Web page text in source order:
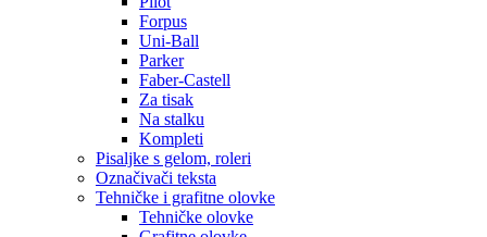
Forpus
Uni-Ball
Parker
Faber-Castell
Za tisak
Na stalku
Kompleti
Pisaljke s gelom, roleri
Označivači teksta
Tehničke i grafitne olovke
Tehničke olovke